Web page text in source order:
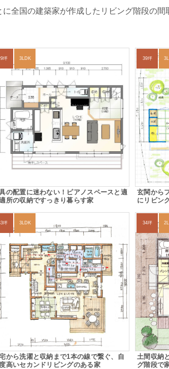
全国の建築家が作成したリビング階段の
坪 3LDK
の配置に迷わない！ピアノスペースと適
所の収納ですっきり暮らす家
39坪
玄関から
にリビン
坪 3LDK
から洗濯と収納まで1本の線で繋ぐ、自
高いセカンドリビングのある家
34坪
土間収納
グ階段で